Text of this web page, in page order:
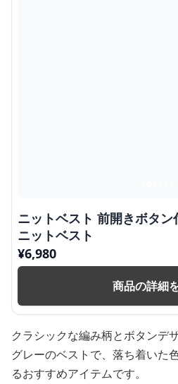
ニットベスト 前開きボタ
ニットベスト
¥6,980
商品の詳細
クラシックな編み柄とボタンデ
グレーのベストで、落ち着いた
るおすすめアイテムです。